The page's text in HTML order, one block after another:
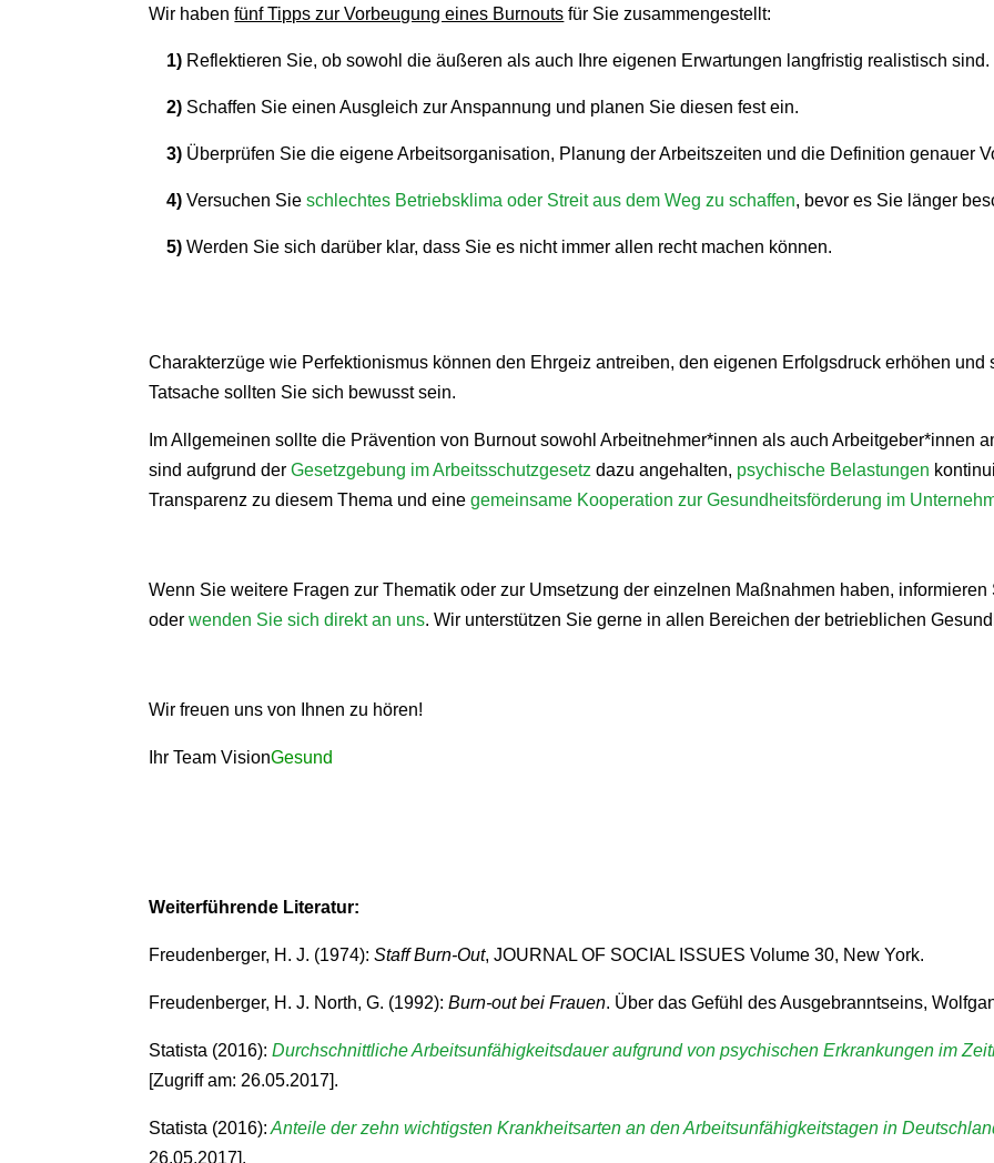
Wir habenfünf Tipps zur Vorbeugung eines Burnouts für Sie zusammengestellt:
1) Reflektieren Sie, ob sowohl die äußeren als auch Ihre eigenen Erwartungen langfristig realistisch sind.
2) Schaffen Sie einen Ausgleich zur Anspannung und planen Sie diesen fest ein.
3) Überprüfen Sie die eigene Arbeitsorganisation, Planung der Arbeitszeiten und die Definition genauer
4)Versuchen Sie schlechtes Betriebsklima oder Streit aus dem Weg zu schaffen, bevor es Sie länger
5) Werden Sie sich darüber klar, dass Sie es nicht immer allen recht machen können.
Charakterzüge wie Perfektionismus können den Ehrgeiz antreiben, den eigenen Erfolgsdruck erhöhen
Tatsache sollten Sie sich bewusst sein.
Im Allgemeinen sollte die Prävention von Burnout sowohl Arbeitnehmer*innen als auch Arbeitgeber*innen
sind aufgrund derGesetzgebung im Arbeitsschutzgesetz dazu angehalten, psychische Belastungen
Transparenz zu diesem Thema und einegemeinsame Kooperation zur Gesundheitsförderung im
Wenn Sie weitere Fragen zur Thematik oder zur Umsetzung der einzelnen Maßnahmen haben,
oder wenden Sie sich direkt an uns. Wir unterstützen Sie gerne in allen Bereichen der betrieblichen
Wir freuen uns von Ihnen zu hören!
Ihr Team VisionGesund
Weiterführende Literatur:
Freudenberger, H. J. (1974):Staff Burn-Out, JOURNAL OF SOCIAL ISSUES Volume 30, New York.
Freudenberger, H. J. North, G. (1992):Burn-out bei Frauen. Über das Gefühl des Ausgebranntseins,
Statista (2016): Durchschnittliche Arbeitsunfähigkeitsdauer aufgrund von psychischen Erkrankungen im
[Zugriff am: 26.05.2017].
Statista (2016): Anteile der zehn wichtigsten Krankheitsarten an den Arbeitsunfähigkeitstagen in
26.05.2017].